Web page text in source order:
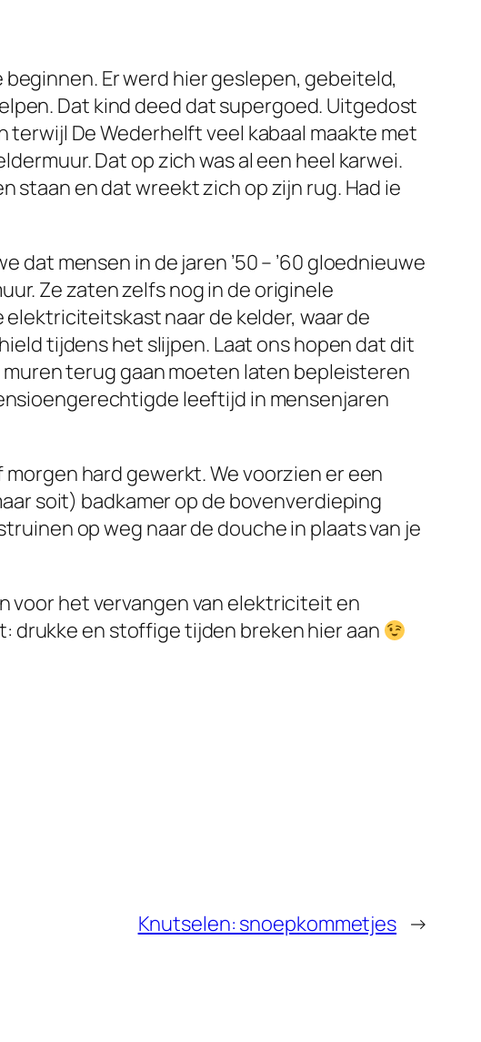
Er werd hier geslepen, gebeiteld,
Dat kind deed dat supergoed. Uitgedost
De Wederhelft veel kabaal maakte met
Dat op zich was al een heel karwei.
staan en dat wreekt zich op zijn rug. Had ie
mensen in de jaren ’50 – ’60 gloednieuwe
Ze zaten zelfs nog in de originele
naar de kelder, waar de
tijdens het slijpen. Laat ons hopen dat dit
muren terug gaan moeten laten bepleisteren
leeftijd in mensenjaren
hard gewerkt. We voorzien er een
soit) badkamer op de bovenverdieping
op weg naar de douche in plaats van je
voor het vervangen van elektriciteit en
drukke en stoffige tijden breken hier aan
Knutselen: snoepkommetjes →